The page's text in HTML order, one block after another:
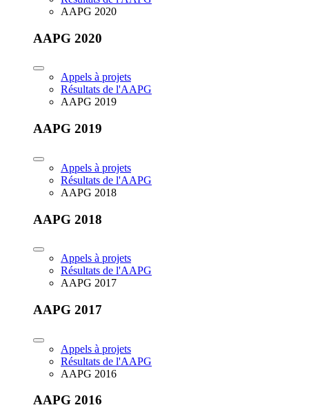
AAPG 2020
AAPG 2020
Appels à projets
Résultats de l'AAPG
AAPG 2019
AAPG 2019
Appels à projets
Résultats de l'AAPG
AAPG 2018
AAPG 2018
Appels à projets
Résultats de l'AAPG
AAPG 2017
AAPG 2017
Appels à projets
Résultats de l'AAPG
AAPG 2016
AAPG 2016